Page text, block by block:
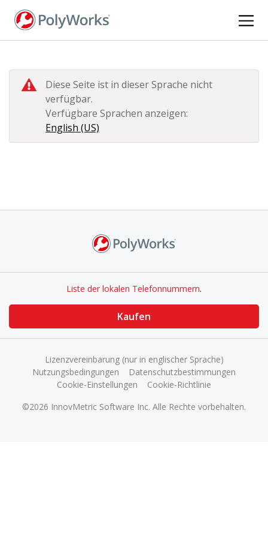
Direkt
zum
Diese Seite ist in dieser Sprache nicht
verfügbar.
Verfügbare Sprachen anzeigen:
English (US)
Liste der lokalen Telefonnummern.
Kaufen
©2026 InnovMetric Software Inc. Alle Rechte vorbehalten.
Lizenzvereinbarung (nur in englischer Sprache)
Nutzungsbedingungen
Datenschutzbestimmungen
Cookie-Einstellungen
Cookie-Richtlinie